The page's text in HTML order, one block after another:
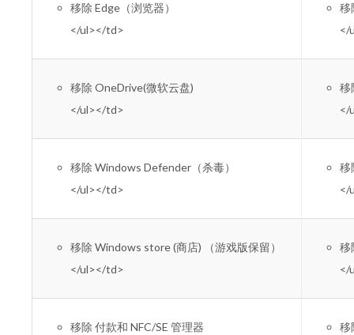
移除 Edge（浏览器）
</ul></td>
移
</
移除 OneDrive(微软云盘)
</ul></td>
移
</
移除 Windows Defender（杀毒）
</ul></td>
移
</
移除 Windows store (商店) （游戏版保留）
</ul></td>
移
</
移除 付款和 NFC/SE 管理器
移